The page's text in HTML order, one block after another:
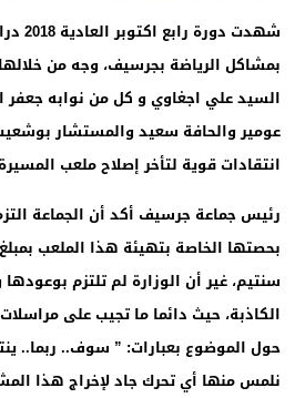
شهدت
بمشاكل الرياضة بجرسيف، وجه من
السيد علي اجغاوي و كل من نوابه جعفر
عومير والحافة سعيد والمستشار
انتقادات قوية لتأخر إصلاح ملعب
رئيس جماعة جرسيف أكد أن الجماعة
سنتيم، غير أن الوزارة لم تلتزم
الكاذبة، حيث دائما ما تجيب على
حول الموضوع بعبارات: ” سوف.. ربما..
نلمس منها أي تحرك جاد لإخراج هذا